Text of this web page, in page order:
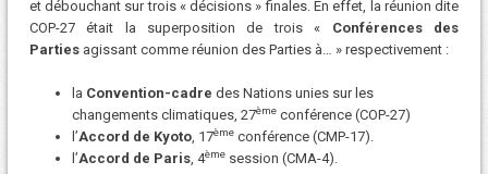
et débouchant sur trois « décisions » finales. En effet, la réunion dite
COP-27 était la superposition de trois « Conférences des
Partiesagissant comme réunion des Parties à… » respectivement :
la Convention-cadre des Nations unies sur les
changements climatiques, 27èmeconférence (COP-27)
l’Accord de Kyoto, 17èmeconférence (CMP-17).
l’Accord de Paris, 4èmesession (CMA-4).